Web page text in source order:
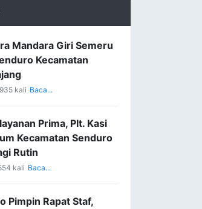
Mandara Giri Semeru
Kecamatan
kali Baca...
Prima, Plt. Kasi
Kecamatan Senduro
Rutin
kali Baca...
Pimpin Rapat Staf,